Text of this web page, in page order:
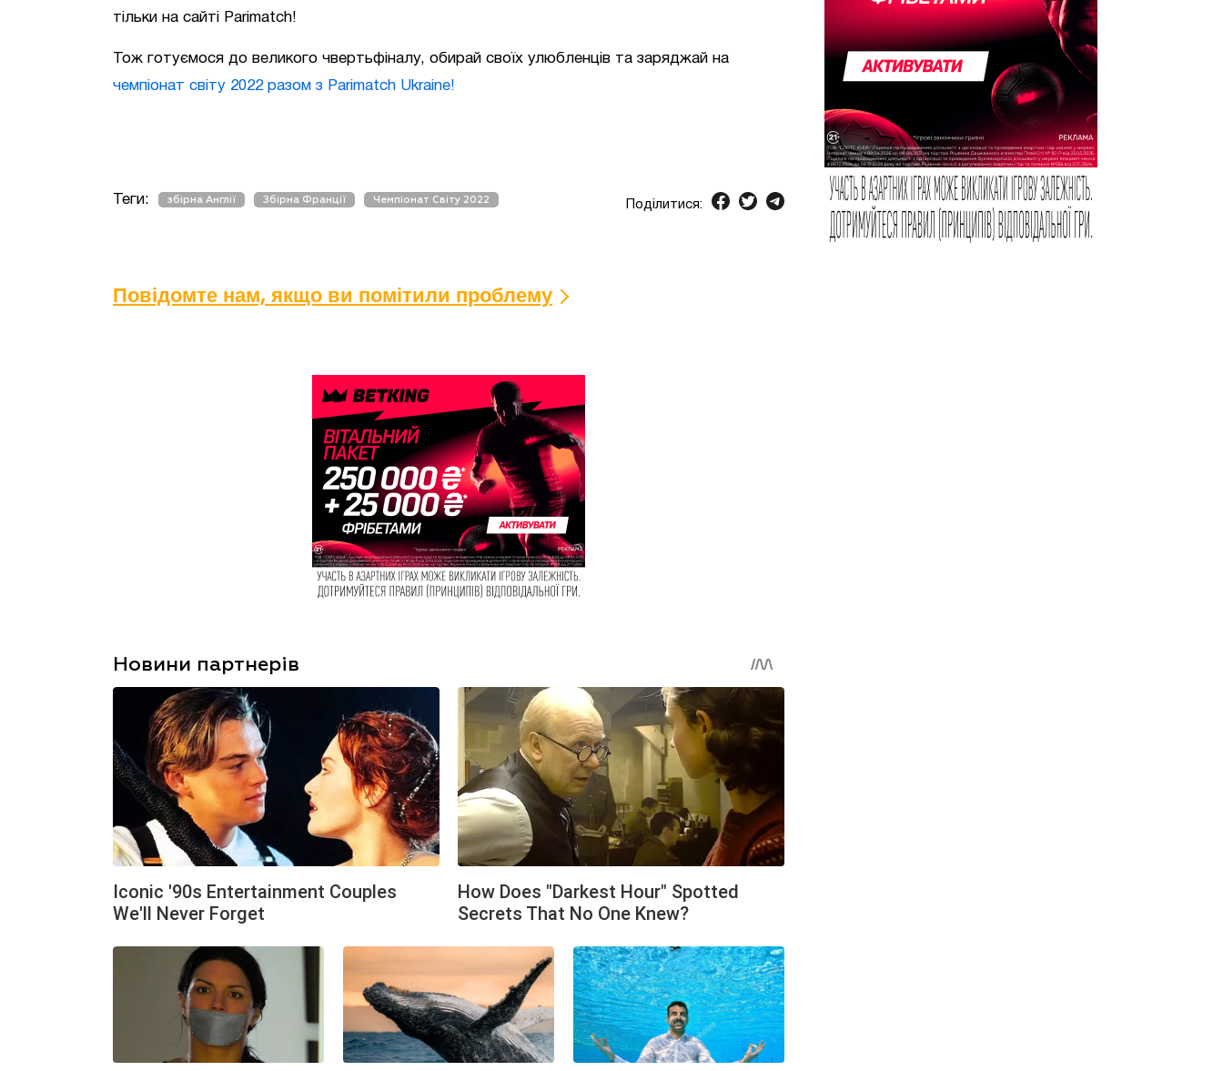
тільки на сайті Parimatch!
Тож готуємося до великого чвертьфіналу, обирай своїх улюбленців та заряджай на
чемпіонат світу 2022 разом з Parimatch Ukraine!
Теги: збірна Англії Збірна Франції Чемпіонат Світу 2022 Поділитися:
Повідомте нам, якщо ви помітили проблему